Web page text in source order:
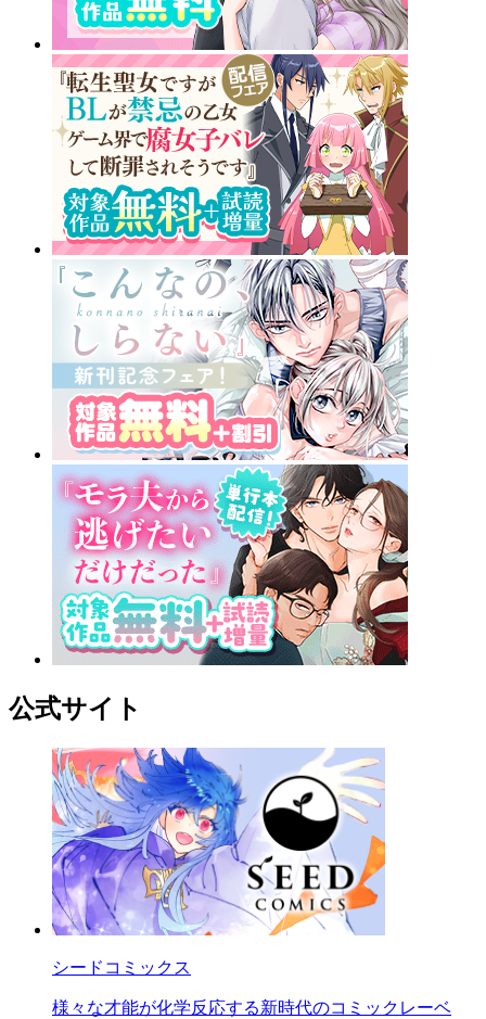
公式サイト
シードコミックス
様々な才能が化学反応する新時代のコミックレーベ